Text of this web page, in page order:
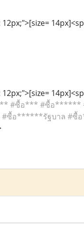
อ*** #ซื้อ****** #
#ซื้อ******รัฐบาล